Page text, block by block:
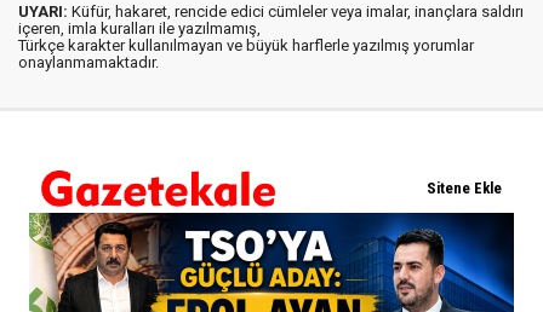
UYARI: Küfür, hakaret, rencide edici cümleler veya imalar, inançlara saldırı
içeren, imla kuralları ile yazılmamış,
Türkçe karakter kullanılmayan ve büyük harflerle yazılmış yorumlar
onaylanmamaktadır.